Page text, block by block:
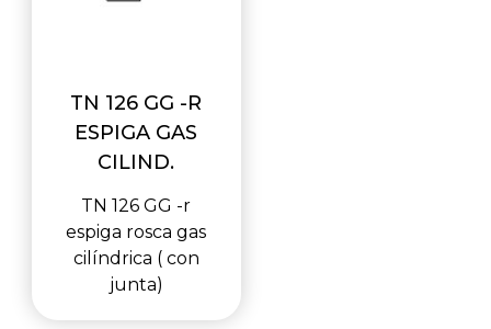
TN 126 GG -R
ESPIGA GAS
CILIND.
TN 126 GG -r
espiga rosca gas
cilíndrica ( con
junta)